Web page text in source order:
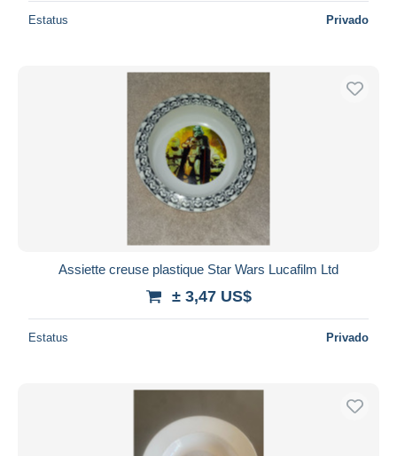
Estatus Privado
Assiette creuse plastique Star Wars Lucafilm Ltd
± 3,47 US$
Estatus Privado